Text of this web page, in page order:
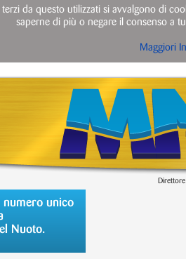
numero unico
Nuoto.
da questo utilizzati si avvalgono di
saperne di più o negare il consenso a
Maggiori